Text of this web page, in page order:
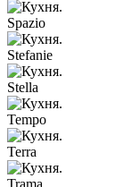
Spazio
Stefanie
Stella
Tempo
Terra